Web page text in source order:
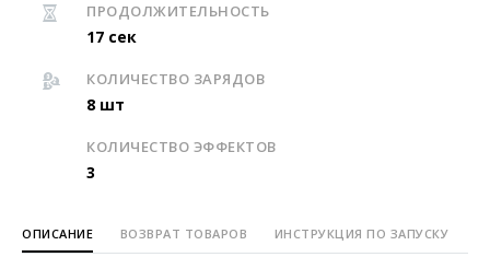
ПРОДОЛЖИТЕЛЬНОСТЬ
17 сек
КОЛИЧЕСТВО ЗАРЯДОВ
8 шт
КОЛИЧЕСТВО ЭФФЕКТОВ
3
ОПИСАНИЕ ВОЗВРАТ ТОВАРОВ ИНСТРУКЦИЯ ПО ЗАПУСКУ